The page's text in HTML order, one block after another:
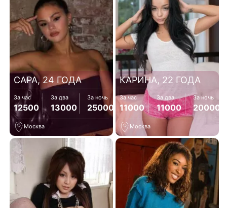
САРА, 24 ГОДА
За час
12500
За два
13000
За ночь
25000
Москва
КАРИНА, 22 ГОДА
За час
11000
За два
11000
За ночь
20000
Москва